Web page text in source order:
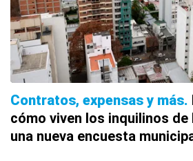
Contratos, expensas y más
cómo viven los inquilinos de
una nueva encuesta